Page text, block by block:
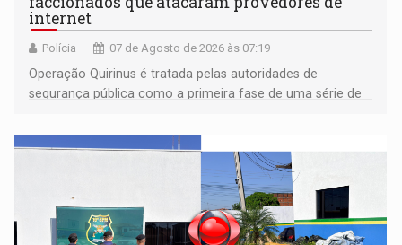
internet
Polícia 07 de Agosto de 2026 às 07:19
Operação Quirinus é tratada pelas autoridades de
segurança pública como a primeira fase de uma série de